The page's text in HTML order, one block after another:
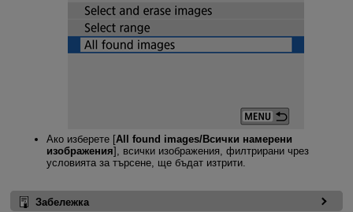
Ако изберете [All found images/Всички намерени
изображения], всички изображения, филтрирани чрез
условията за търсене, ще бъдат изтрити.
Забележка